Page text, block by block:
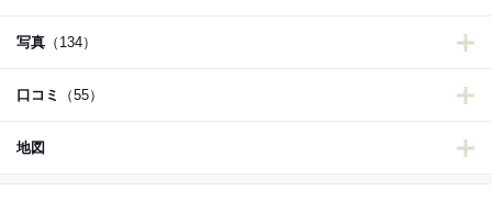
写真 （134）
口コミ （55）
地図